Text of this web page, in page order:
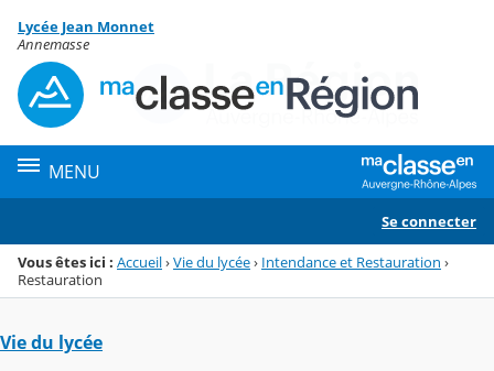
Menu de la rubrique
Contenu
Lycée Jean Monnet
Annemasse
MENU
Se connecter
Vous êtes ici : Accueil›Vie du lycée› Intendance et Restauration ›
Restauration
Vie du lycée